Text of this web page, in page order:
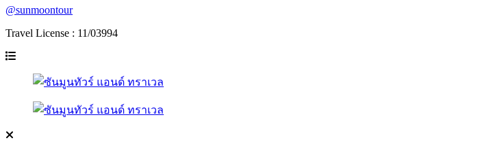
@sunmoontour
Travel License : 11/03994